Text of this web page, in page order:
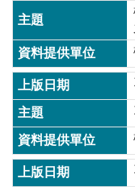
首
頁
站
導
覽
市